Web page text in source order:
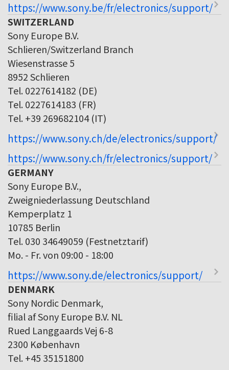
https://www.sony.be/fr/electronics/support/
SWITZERLAND
Sony Europe B.V.
Schlieren/Switzerland Branch
Wiesenstrasse 5
8952 Schlieren
Tel. 0227614182 (DE)
Tel. 0227614183 (FR)
Tel. +39 269682104 (IT)
https://www.sony.ch/de/electronics/support/
https://www.sony.ch/fr/electronics/support/
GERMANY
Sony Europe B.V.,
Zweigniederlassung Deutschland
Kemperplatz 1
10785 Berlin
Tel. 030 34649059 (Festnetztarif)
Mo. - Fr. von 09:00 - 18:00
https://www.sony.de/electronics/support/
DENMARK
Sony Nordic Denmark,
filial af Sony Europe B.V. NL
Rued Langgaards Vej 6-8
2300 København
Tel. +45 35151800